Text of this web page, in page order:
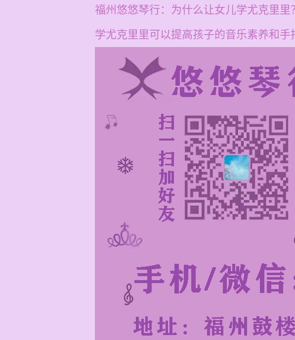
福州悠悠琴行：为什么让女儿学尤克里里？
学尤克里里可以提高孩子的音乐素养和